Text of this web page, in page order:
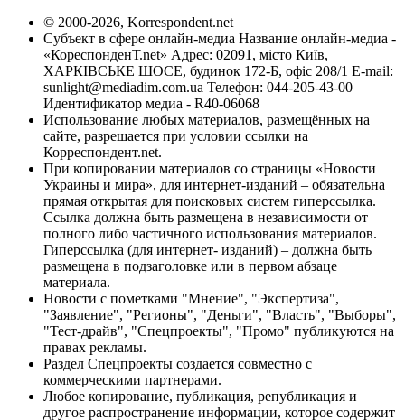
© 2000-2026, Korrespondent.net
Субъект в сфере онлайн-медиа Название онлайн-медиа -
«КореспонденТ.net» Адрес: 02091, місто Київ,
ХАРКІВСЬКЕ ШОСЕ, будинок 172-Б, офіс 208/1 E-mail:
sunlight@mediadim.com.ua Телефон: 044-205-43-00
Идентификатор медиа - R40-06068
Использование любых материалов, размещённых на
сайте, разрешается при условии ссылки на
Корреспондент.net.
При копировании материалов со страницы «Новости
Украины и мира», для интернет-изданий – обязательна
прямая открытая для поисковых систем гиперссылка.
Ссылка должна быть размещена в независимости от
полного либо частичного использования материалов.
Гиперссылка (для интернет- изданий) – должна быть
размещена в подзаголовке или в первом абзаце
материала.
Новости с пометками "Мнение", "Экспертиза",
"Заявление", "Регионы", "Деньги", "Власть", "Выборы",
"Тест-драйв", "Спецпроекты", "Промо" публикуются на
правах рекламы.
Раздел Спецпроекты создается совместно с
коммерческими партнерами.
Любое копирование, публикация, републикация и
другое распространение информации, которое содержит